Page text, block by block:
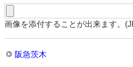
画像を添付することが出来ます。
阪急茨木